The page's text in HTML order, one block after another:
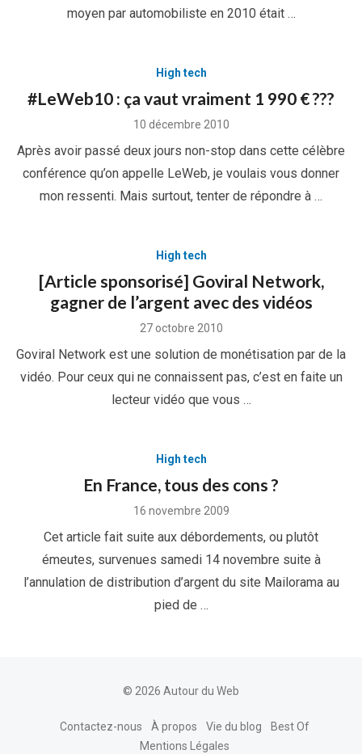
moyen par automobiliste en 2010 était …
High tech
#LeWeb10 : ça vaut vraiment 1 990 € ???
Posted
10 décembre 2010
Après avoir passé deux jours non-stop dans cette célèbre
conférence qu’on appelle LeWeb, je voulais vous donner
mon ressenti. Mais surtout, tenter de répondre à …
High tech
[Article sponsorisé] Goviral Network,
gagner de l’argent avec des vidéos
Posted
27 octobre 2010
Goviral Network est une solution de monétisation par de la
vidéo. Pour ceux qui ne connaissent pas, c’est en faite un
lecteur vidéo que vous …
High tech
En France, tous des cons ?
Posted
16 novembre 2009
Cet article fait suite aux débordements, ou plutôt
émeutes, survenues samedi 14 novembre suite à
l’annulation de distribution d’argent du site Mailorama au
pied de …
© 2026 Autour du Web
Contactez-nous À propos Vie du blog
Best Of
Mentions Légales